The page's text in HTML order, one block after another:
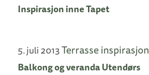
Inspirasjon inneTapet
5. juli 2013Terrasse inspirasjon
Balkong og verandaUtendørs